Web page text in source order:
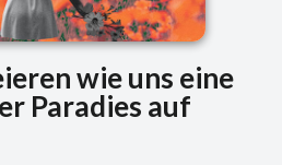
wie uns eine
Paradies auf